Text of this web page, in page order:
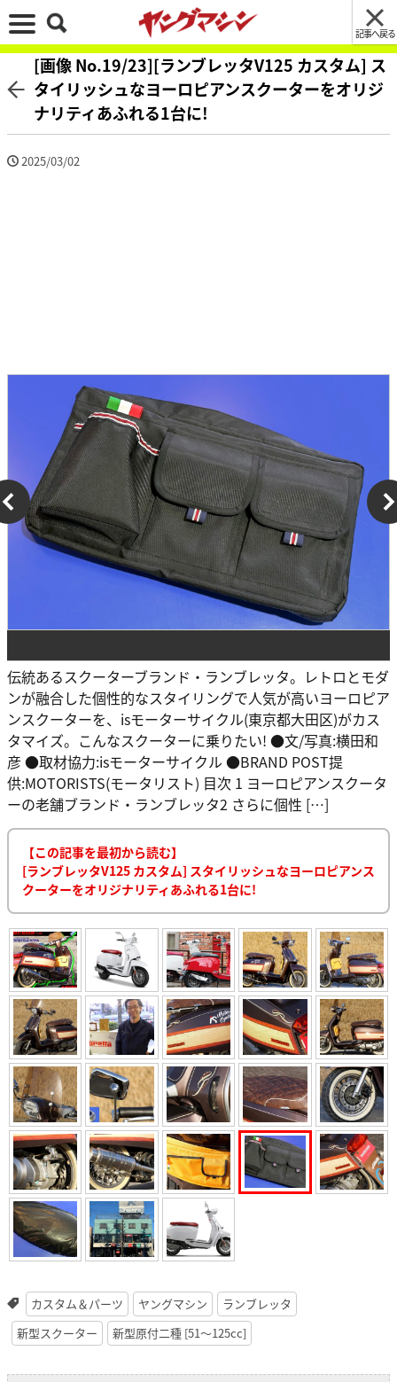
記事へ戻る
[画像 No.19/23][ランブレッタV125 カスタム] ス
タイリッシュなヨーロピアンスクーターをオリジ
ナリティあふれる1台に!
2025/03/02
伝統あるスクーターブランド・ランブレッタ。レトロとモダ
ンが融合した個性的なスタイリングで人気が高いヨーロピア
ンスクーターを、isモーターサイクル(東京都大田区)がカス
タマイズ。こんなスクーターに乗りたい! ●文/写真:横田和
彦 ●取材協力:isモーターサイクル ●BRAND POST提
供:MOTORISTS(モータリスト) 目次 1 ヨーロピアンスクータ
ーの老舗ブランド・ランブレッタ2 さらに個性 […]
【この記事を最初から読む】
[ランブレッタV125 カスタム] スタイリッシュなヨーロピアンス
クーターをオリジナリティあふれる1台に!
カスタム＆パーツ ヤングマシン
ランブレッタ
新型スクーター
新型原付二種 [51〜125cc]